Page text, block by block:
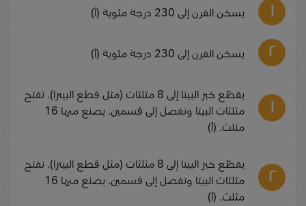
يسخن الفرن إلى 230 درجة مئوية (أ)
يسخن الفرن إلى 230 درجة مئوية (أ)
يقطّع خبز البيتا إلى 8 مثلثات (مثل قطع البيتزا). تفتح
مثلثات البيتا وتفصل إلى قسمين. يصنع منها 16
مثلث. (أ)
يقطّع خبز البيتا إلى 8 مثلثات (مثل قطع البيتزا). تفتح
مثلثات البيتا وتفصل إلى قسمين. يصنع منها 16
مثلث. (أ)